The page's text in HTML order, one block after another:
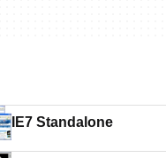
IE7 Standalone